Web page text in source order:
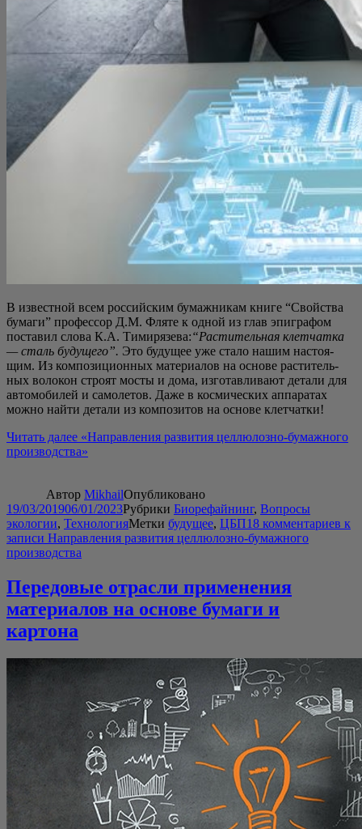
В извест­ной всем рос­сий­ским бумаж­ни­кам кни­ге “Свой­ства
бума­ги” про­фес­сор Д.М. Фля­те к одной из глав эпи­гра­фом
поста­вил сло­ва К.А. Тими­ря­зе­ва:“Рас­ти­тель­ная клет­чат­ка
— сталь буду­ще­го”. Это буду­щее уже ста­ло нашим насто­я­
щим. Из ком­по­зи­ци­он­ных мате­ри­а­лов на осно­ве рас­ти­тель­
ных воло­кон стро­ят мосты и дома, изго­тав­ли­ва­ют дета­ли для
авто­мо­би­лей и само­ле­тов. Даже в кос­ми­че­ских аппа­ра­тах
мож­но най­ти дета­ли из ком­по­зи­тов на осно­ве клетчатки!
Читать далее «Направ­ле­ния раз­ви­тия цел­лю­лоз­но-бумаж­но­го
производства»
Автор MikhailОпубликовано
19/03/201906/01/2023Рубрики Биорефайнинг, Вопросы
экологии, ТехнологияМетки будущее, ЦБП18 комментариев к
записи Направления развития целлюлозно-бумажного
производства
Передовые отрасли применения
материалов на основе бумаги и
картона